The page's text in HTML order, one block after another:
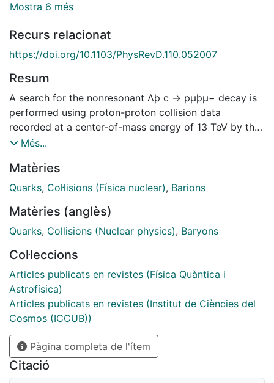
Mostra 6 més
Recurs relacionat
https://doi.org/10.1103/PhysRevD.110.052007
Resum
A search for the nonresonant Λþ c → pμþμ− decay is
performed using proton-proton collision data
recorded at a center-of-mass energy of 13 TeV by the
LHCb experiment, corresponding to an integrated
found in the dimuon invariant-mass regions where the
expected contributions of resonances is subdominant.
→ pμþμ− decay is determined to be 2.9ð3.2Þ × 10−8
at 90%ð95%Þ confidence level. The branching
dominated by the η, ρ and ω resonances are also
determined.
Més...
Matèries
Quarks, Col·lisions (Física nuclear), Barions
Matèries (anglès)
Quarks, Collisions (Nuclear physics), Baryons
Col·leccions
Articles publicats en revistes (Física Quàntica i
Astrofísica)
Articles publicats en revistes (Institut de Ciències del
Cosmos (ICCUB))
Pàgina completa de l'ítem
Citació